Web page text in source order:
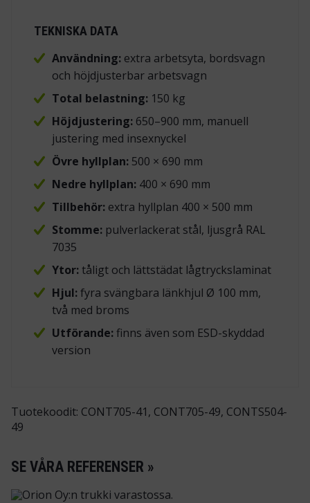
TEKNISKA DATA
Användning:extra arbetsyta, bordsvagn
och höjdjusterbar arbetsvagn
Total belastning:150 kg
Höjdjustering:650–900 mm, manuell
justering med insexnyckel
Övre hyllplan:500 × 690 mm
Nedre hyllplan:400 × 690 mm
Tillbehör:extra hyllplan 400 × 500 mm
Stomme:pulverlackerat stål, ljusgrå RAL
7035
Ytor:tåligt och lättstädat lågtryckslaminat
Hjul:fyra svängbara länkhjul Ø 100 mm,
två med broms
Utförande:finns även som ESD-skyddad
version
Tuotekoodit: CONT705-41, CONT705-49, CONTS504-
49
SE VÅRA REFERENSER »